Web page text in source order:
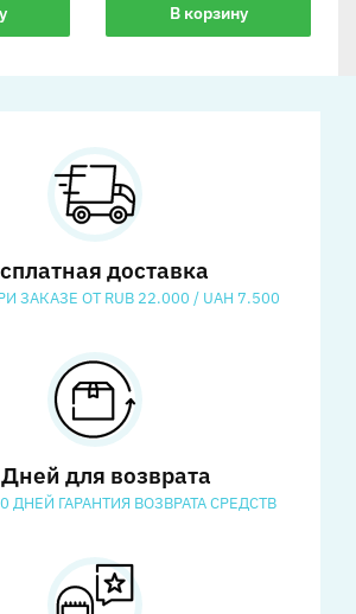
В корзину
доставка
ЗАКАЗЕ ОТ RUB 22.000 / UAH 7.500
для возврата
ДНЕЙ ГАРАНТИЯ ВОЗВРАТА СРЕДСТВ